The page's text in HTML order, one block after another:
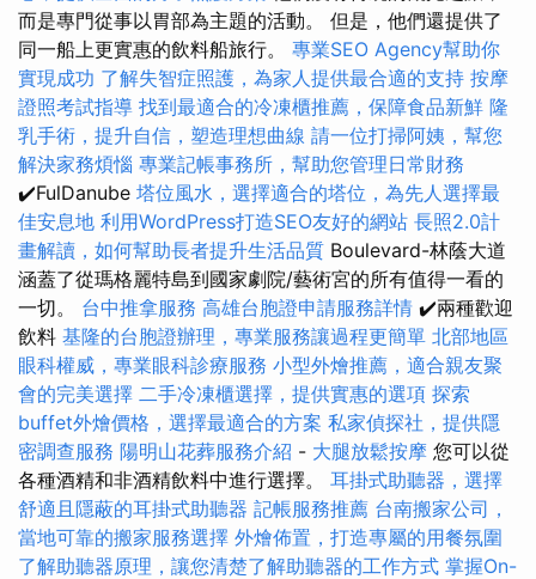
而是專門從事以胃部為主題的活動。 但是，他們還提供了
同一船上更實惠的飲料船旅行。 專業SEO Agency幫助你
實現成功 了解失智症照護，為家人提供最合適的支持 按摩
證照考試指導 找到最適合的冷凍櫃推薦，保障食品新鮮 隆
乳手術，提升自信，塑造理想曲線 請一位打掃阿姨，幫您
解決家務煩惱 專業記帳事務所，幫助您管理日常財務
✔️FulDanube 塔位風水，選擇適合的塔位，為先人選擇最
佳安息地 利用WordPress打造SEO友好的網站 長照2.0計
畫解讀，如何幫助長者提升生活品質 Boulevard-林蔭大道
涵蓋了從瑪格麗特島到國家劇院/藝術宮的所有值得一看的
一切。 台中推拿服務 高雄台胞證申請服務詳情 ✔️兩種歡迎
飲料 基隆的台胞證辦理，專業服務讓過程更簡單 北部地區
眼科權威，專業眼科診療服務 小型外燴推薦，適合親友聚
會的完美選擇 二手冷凍櫃選擇，提供實惠的選項 探索
buffet外燴價格，選擇最適合的方案 私家偵探社，提供隱
密調查服務 陽明山花葬服務介紹 - 大腿放鬆按摩 您可以從
各種酒精和非酒精飲料中進行選擇。 耳掛式助聽器，選擇
舒適且隱蔽的耳掛式助聽器 記帳服務推薦 台南搬家公司，
當地可靠的搬家服務選擇 外燴佈置，打造專屬的用餐氛圍
了解助聽器原理，讓您清楚了解助聽器的工作方式 掌握On-